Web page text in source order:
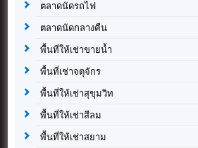
ตลาดนัดรถไฟ
ตลาดนัดกลางคืน
พื้นที่ให้เช่าขายน้ำ
พื้นที่เช่าจตุจักร
พื้นที่ให้เช่าสุขุมวิท
พื้นที่ให้เช่าสีลม
พื้นที่ให้เช่าสยาม